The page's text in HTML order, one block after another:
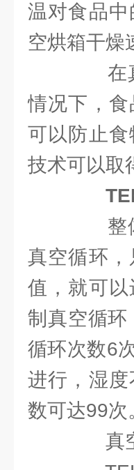
温对食品
空烘箱干燥
在真
情况下，
可以防止
技术可以取
整体
真空循环
值，就可
制真空循
循环次数6
进行，湿
数可达99次
真空